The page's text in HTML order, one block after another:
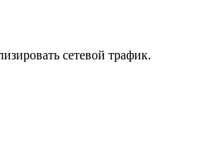
сетевой трафик.